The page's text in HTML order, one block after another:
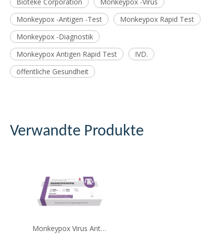
Monkeypox -Antigen -Test
Monkeypox Rapid Test
Monkeypox -Diagnostik
Monkeypox Antigen Rapid Test
IVD.
öffentliche Gesundheit
Verwandte Produkte
Monkeypox Virus Antigen Rapid Test Kit (immunochromatographischer Assay)